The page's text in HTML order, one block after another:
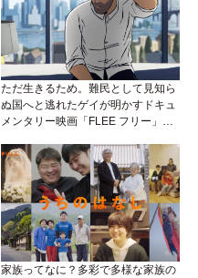
ただ生きるため。難民として見知ら
ぬ国へと逃れたゲイが明かすドキュ
メンタリー映画「FLEE フリー」が
家族ってなに？多彩で多様な家族の